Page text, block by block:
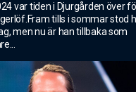
var tiden i Djurgården över
tills i sommar stod
men nu är han tillbaka som
...